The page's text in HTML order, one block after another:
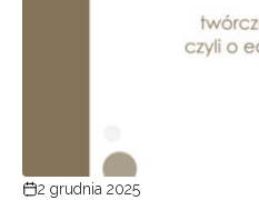
2 grudnia 2025